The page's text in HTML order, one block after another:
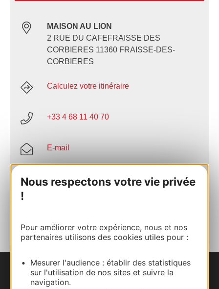
Nous respectons votre vie privée
!
Pour améliorer votre expérience, nous et nos
partenaires utilisons des cookies utiles pour :
Mesurer l'audience : établir des statistiques
sur l'utilisation de nos sites et suivre la
navigation.
MAISON AU LION
2 RUE DU CAFEFRAISSE DES
CORBIERES 11360 FRAISSE-DES-
CORBIERES
Calculez votre itinéraire
+33 4 68 11 40 70
E-mail
Site internet
Nous contacter